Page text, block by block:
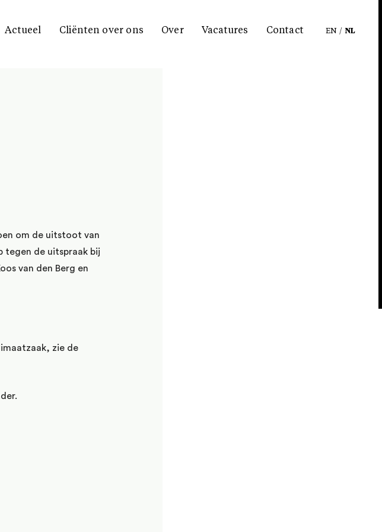
Actueel Cliënten over ons Over Vacatures Contact EN / NL
om de uitstoot van
tegen de uitspraak bij
van den Berg en
zie de